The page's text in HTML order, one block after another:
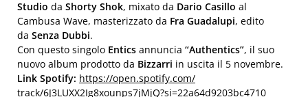
Studio da Shorty Shok, mixato da Dario Casillo al
Cambusa Wave, masterizzato da Fra Guadalupi, edito
da Senza Dubbi.
Con questo singolo Entics annuncia “Authentics”, il suo
nuovo album prodotto da Bizzarri in uscita il 5 novembre.
Link Spotify: https://open.spotify.com/
track/6J3LUXX2Ig8xounps7jMjQ?si=22a64d9203bc4710